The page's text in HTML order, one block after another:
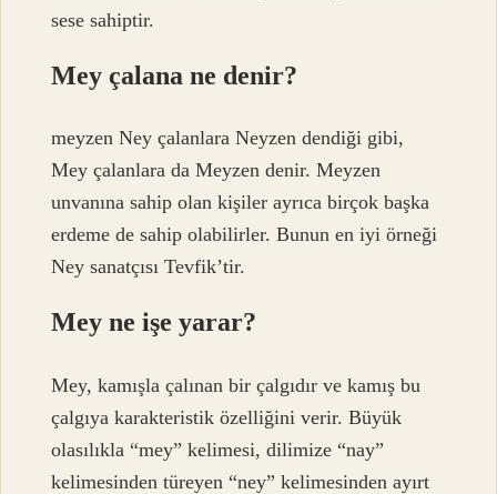
sese sahiptir.
Mey çalana ne denir?
meyzen Ney çalanlara Neyzen dendiği gibi,
Mey çalanlara da Meyzen denir. Meyzen
unvanına sahip olan kişiler ayrıca birçok başka
erdeme de sahip olabilirler. Bunun en iyi örneği
Ney sanatçısı Tevfik’tir.
Mey ne işe yarar?
Mey, kamışla çalınan bir çalgıdır ve kamış bu
çalgıya karakteristik özelliğini verir. Büyük
olasılıkla “mey” kelimesi, dilimize “nay”
kelimesinden türeyen “ney” kelimesinden ayırt